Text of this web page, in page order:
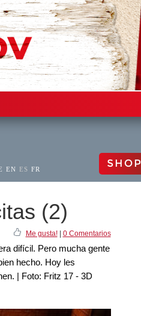
EN ES FR SHOP
(2)
Me gusta!| 0 Comentarios
difícil. Pero mucha gente
hecho. Hoy les
| Foto: Fritz 17 - 3D